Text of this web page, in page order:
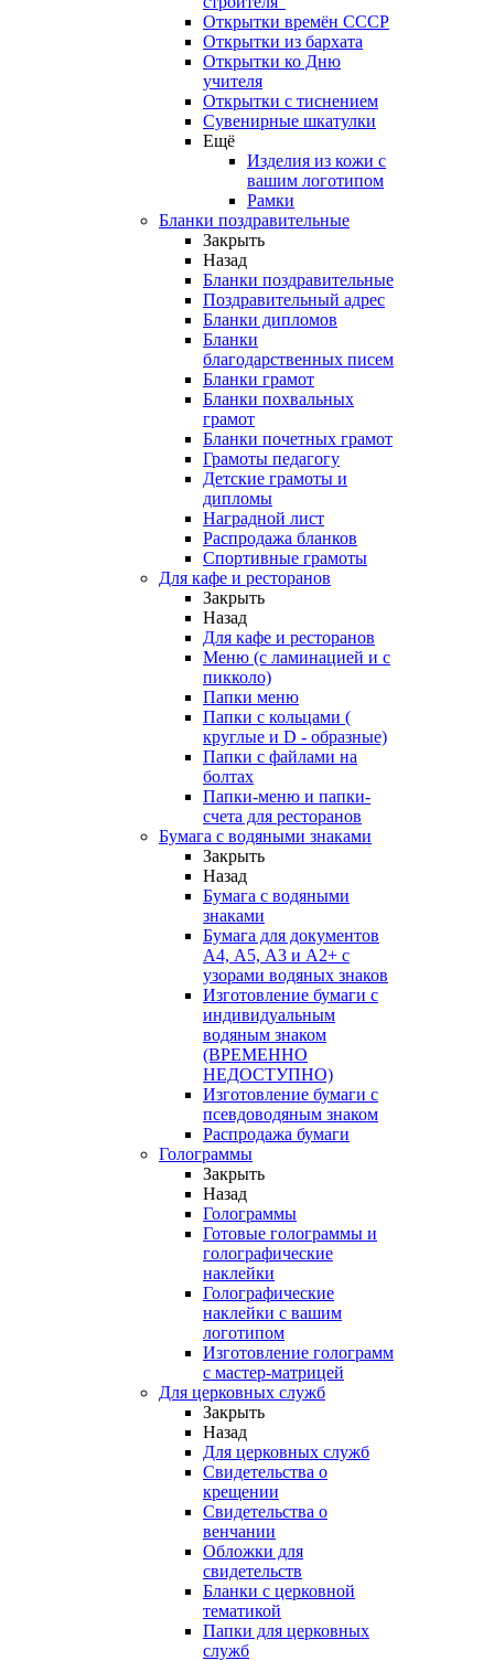
Открытки времён СССР
Открытки из бархата
Открытки ко Дню
учителя
Открытки с тиснением
Сувенирные шкатулки
Ещё
Изделия из кожи с
вашим логотипом
Рамки
Бланки поздравительные
Закрыть
Назад
Бланки поздравительные
Поздравительный адрес
Бланки дипломов
Бланки
благодарственных писем
Бланки грамот
Бланки похвальных
грамот
Бланки почетных грамот
Грамоты педагогу
Детские грамоты и
дипломы
Наградной лист
Распродажа бланков
Спортивные грамоты
Для кафе и ресторанов
Закрыть
Назад
Для кафе и ресторанов
Меню (с ламинацией и с
пикколо)
Папки меню
Папки с кольцами (
круглые и D - образные)
Папки с файлами на
болтах
Папки-меню и папки-
счета для ресторанов
Бумага с водяными знаками
Закрыть
Назад
Бумага с водяными
знаками
Бумага для документов
А4, А5, А3 и А2+ с
узорами водяных знаков
Изготовление бумаги с
индивидуальным
водяным знаком
(ВРЕМЕННО
НЕДОСТУПНО)
Изготовление бумаги с
псевдоводяным знаком
Распродажа бумаги
Голограммы
Закрыть
Назад
Голограммы
Готовые голограммы и
голографические
наклейки
Голографические
наклейки с вашим
логотипом
Изготовление голограмм
с мастер-матрицей
Для церковных служб
Закрыть
Назад
Для церковных служб
Свидетельства о
крещении
Свидетельства о
венчании
Обложки для
свидетельств
Бланки с церковной
тематикой
Папки для церковных
служб